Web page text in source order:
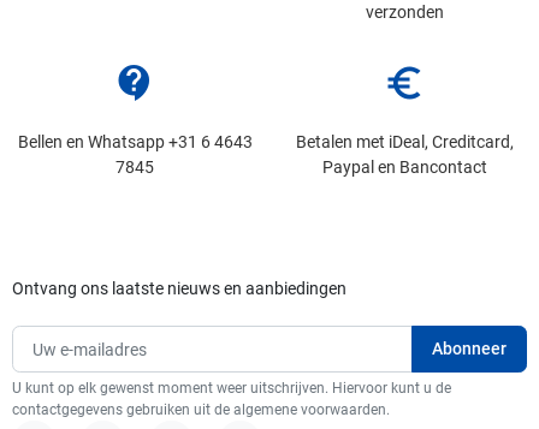
verzonden
contact_support
Bellen en Whatsapp +31 6 4643
7845
euro_symbol
Betalen met iDeal, Creditcard,
Paypal en Bancontact
Ontvang ons laatste nieuws en aanbiedingen
U kunt op elk gewenst moment weer uitschrijven. Hiervoor kunt u de
contactgegevens gebruiken uit de algemene voorwaarden.